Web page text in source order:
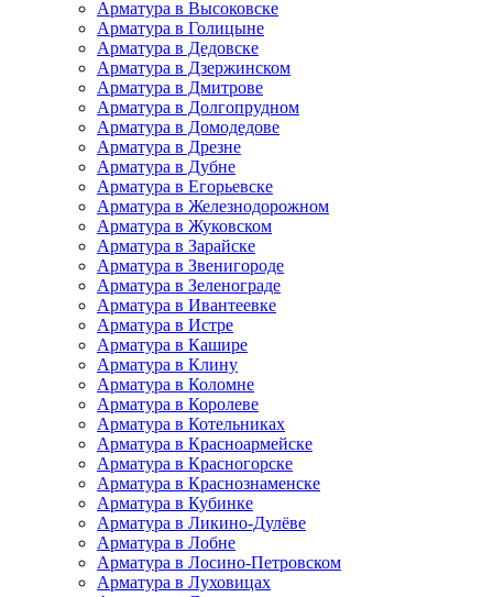
Арматура в Высоковске
Арматура в Голицыне
Арматура в Дедовске
Арматура в Дзержинском
Арматура в Дмитрове
Арматура в Долгопрудном
Арматура в Домодедове
Арматура в Дрезне
Арматура в Дубне
Арматура в Егорьевске
Арматура в Железнодорожном
Арматура в Жуковском
Арматура в Зарайске
Арматура в Звенигороде
Арматура в Зеленограде
Арматура в Ивантеевке
Арматура в Истре
Арматура в Кашире
Арматура в Клину
Арматура в Коломне
Арматура в Королеве
Арматура в Котельниках
Арматура в Красноармейске
Арматура в Красногорске
Арматура в Краснознаменске
Арматура в Кубинке
Арматура в Ликино-Дулёве
Арматура в Лобне
Арматура в Лосино-Петровском
Арматура в Луховицах